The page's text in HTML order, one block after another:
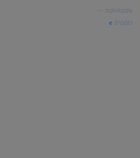
nohillside
źródło